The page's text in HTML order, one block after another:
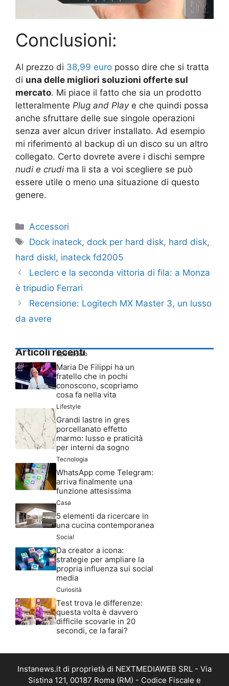
Conclusioni:
Al prezzo di 38,99 euro posso dire che si tratta
di una delle migliori soluzioni offerte sul
mercato. Mi piace il fatto che sia un prodotto
letteralmente Plug and Playe che quindi possa
anche sfruttare delle sue singole operazioni
senza aver alcun driver installato. Ad esempio
mi riferimento al backup di un disco su un altro
collegato. Certo dovrete avere i dischi sempre
nudi e crudi ma li sta a voi scegliere se può
essere utile o meno una situazione di questo
genere.
Categorie
Accessori
Tag
Dock inateck, dock per hard disk, hard disk,
hard diskl, inateck fd2005
Leclerc e la seconda vittoria di fila: a Monza
è tripudio Ferrari
Recensione: Logitech MX Master 3, un lusso
da avere
Articoli recenti
Spettacolo
Maria De Filippi ha un
fratello che in pochi
conoscono, scopriamo
cosa fa nella vita
Lifestyle
Grandi lastre in gres
porcellanato effetto
marmo: lusso e praticità
per interni da sogno
Tecnologia
WhatsApp come Telegram:
arriva finalmente una
funzione attesissima
Casa
5 elementi da ricercare in
una cucina contemporanea
Social
Da creator a icona:
strategie per ampliare la
propria influenza sui social
media
Curiosità
Test trova le differenze:
questa volta è davvero
difficile scovarle in 20
secondi, ce la farai?
Instanews.it di proprietà di NEXTMEDIAWEB SRL - Via
Sistina 121, 00187 Roma (RM) - Codice Fiscale e